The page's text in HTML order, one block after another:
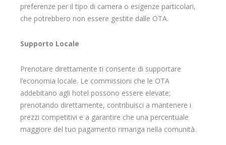
preferenze per il tipo di camera o esigenze particolari,
che potrebbero non essere gestite dalle OTA.
Supporto Locale
Prenotare direttamente ti consente di supportare
l’economia locale. Le commissioni che le OTA
addebitano agli hotel possono essere elevate;
prenotando direttamente, contribuisci a mantenere i
prezzi competitivi e a garantire che una percentuale
maggiore del tuo pagamento rimanga nella comunità.